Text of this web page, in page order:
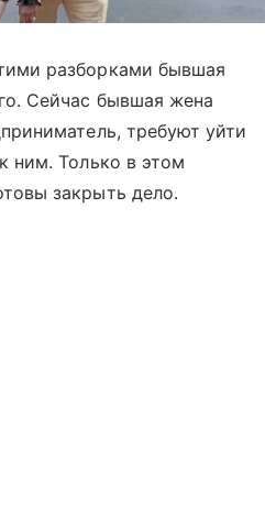
разборками бывшая
Сейчас бывшая жена
требуют уйти
ним. Только в этом
закрыть дело.